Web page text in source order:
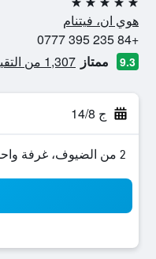
5 نجوم
هوي ان، فيتنام
+84 235 395 0777
9.3 ممتاز 1,307 من التقييمات تم التحقق منها
ج 14/8
2 من الضيوف، غرفة واحدة